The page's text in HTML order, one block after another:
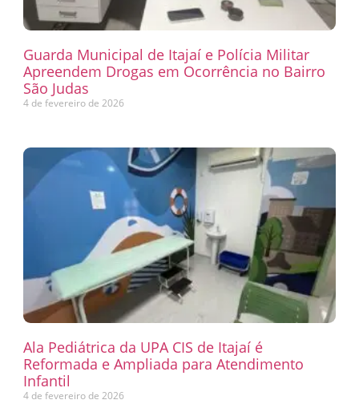
Guarda Municipal de Itajaí e Polícia Militar
Apreendem Drogas em Ocorrência no Bairro
São Judas
4 de fevereiro de 2026
Ala Pediátrica da UPA CIS de Itajaí é
Reformada e Ampliada para Atendimento
Infantil
4 de fevereiro de 2026